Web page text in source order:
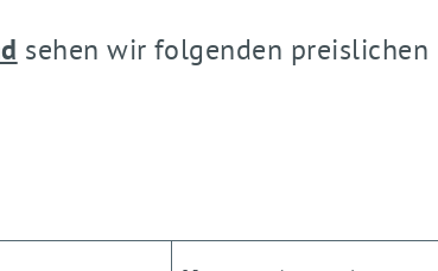
sehen wir folgenden preislichen